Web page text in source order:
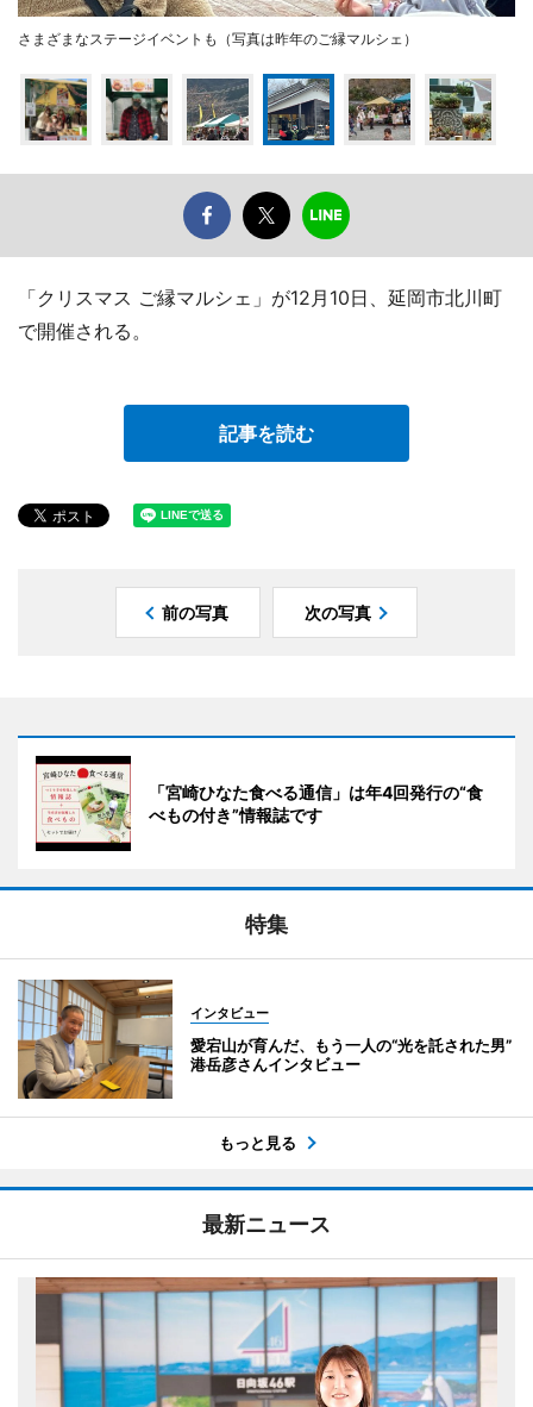
さまざまなステージイベントも（写真は昨年のご縁マルシェ）
「クリスマス ご縁マルシェ」が12月10日、延岡市北川町
で開催される。
記事を読む
前の写真 次の写真
「宮崎ひなた食べる通信」は年4回発行の“食
べもの付き”情報誌です
特集
インタビュー
愛宕山が育んだ、もう一人の“光を託された男”
港岳彦さんインタビュー
もっと見る
最新ニュース